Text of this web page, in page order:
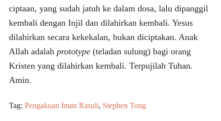
ciptaan, yang sudah jatuh ke dalam dosa, lalu dipanggil
kembali dengan Injil dan dilahirkan kembali. Yesus
dilahirkan secara kekekalan, bukan diciptakan. Anak
Allah adalah prototype(teladan sulung) bagi orang
Kristen yang dilahirkan kembali. Terpujilah Tuhan.
Amin.
Tag: Pengakuan Iman Rasuli, Stephen Tong